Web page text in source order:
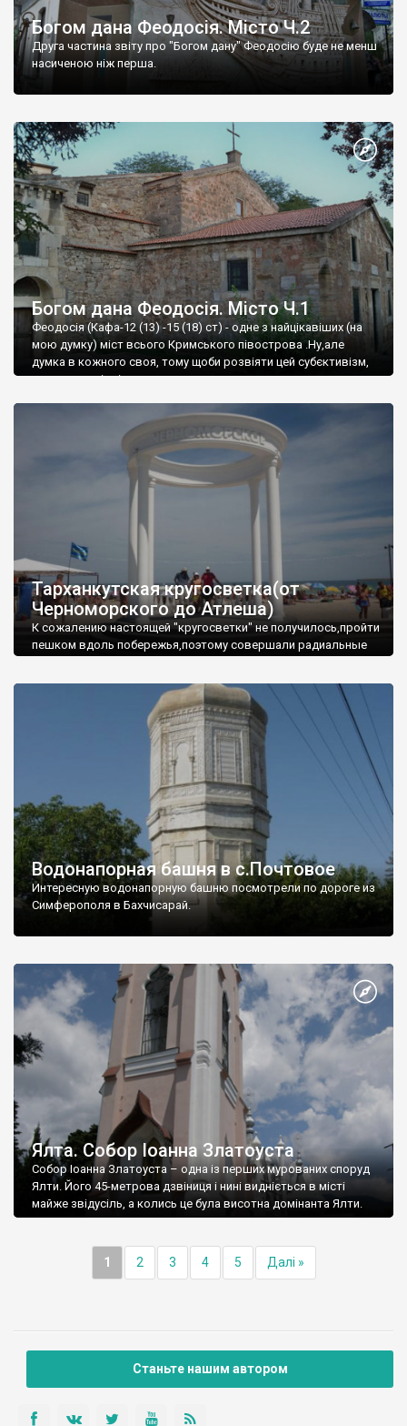
Богом дана Феодосія. Місто Ч.2
Друга частина звіту про "Богом дану" Феодосію буде не менш
насиченою ніж перша.
Богом дана Феодосія. Місто Ч.1
Феодосія (Кафа-12 (13) -15 (18) ст) - одне з найцікавіших (на
мою думку) міст всього Кримського півострова .Ну,але
думка в кожного своя, тому щоби розвіяти цей субєктивізм,
запрошую відвідати це
Тарханкутская кругосветка(от
Черноморского до Атлеша)
К сожалению настоящей "кругосветки" не получилось,пройти
пешком вдоль побережья,поэтому совершали радиальные
Водонапорная башня в с.Почтовое
Интересную водонапорную башню посмотрели по дороге из
Симферополя в Бахчисарай.
Ялта. Собор Іоанна Златоуста
Собор Іоанна Златоуста – одна із перших мурованих споруд
Ялти. Його 45-метрова дзвіниця і нині видніється в місті
майже звідусіль, а колись це була висотна домінанта Ялти.
1 2 3 4 5 Далі »
Станьте нашим автором